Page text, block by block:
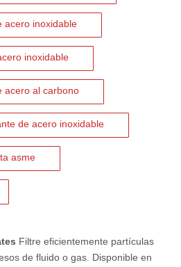
acero inoxidable
inoxidable
acero al carbono
de acero inoxidable
asme
Filtre eficientemente partículas
de fluido o gas. Disponible en